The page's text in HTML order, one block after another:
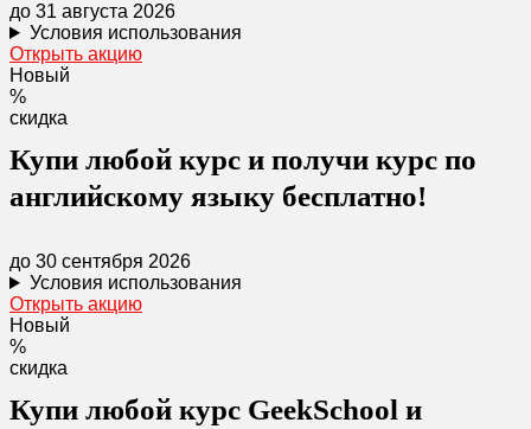
до 31 августа 2026
Условия использования
Открыть акцию
Новый
%
скидка
Купи любой курс и получи курс по
английскому языку бесплатно!
до 30 сентября 2026
Условия использования
Открыть акцию
Новый
%
скидка
Купи любой курс GeekSchool и